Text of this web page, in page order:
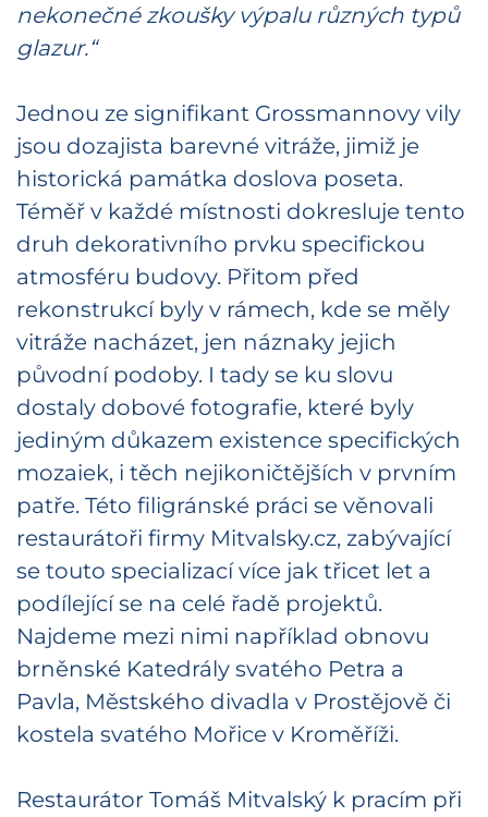
nekonečné zkoušky výpalu různých typů
glazur.“
Jednou ze signifikant Grossmannovy vily
jsou dozajista barevné vitráže, jimiž je
historická památka doslova poseta.
Téměř v každé místnosti dokresluje tento
druh dekorativního prvku specifickou
atmosféru budovy. Přitom před
rekonstrukcí byly v rámech, kde se měly
vitráže nacházet, jen náznaky jejich
původní podoby. I tady se ku slovu
dostaly dobové fotografie, které byly
jediným důkazem existence specifických
mozaiek, i těch nejikoničtějších v prvním
patře. Této filigránské práci se věnovali
restaurátoři firmy Mitvalsky.cz, zabývající
se touto specializací více jak třicet let a
podílející se na celé řadě projektů.
Najdeme mezi nimi například obnovu
brněnské Katedrály svatého Petra a
Pavla, Městského divadla v Prostějově či
kostela svatého Mořice v Kroměříži.
Restaurátor Tomáš Mitvalský k pracím při